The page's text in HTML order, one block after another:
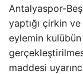
Antalyaspor-
yaptığı çirkin
eylemin kulübün
maddesi